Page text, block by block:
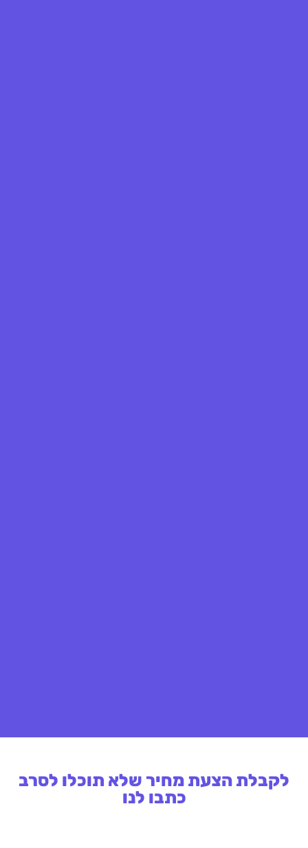
לקבלת הצעת מחיר שלא תוכלו לסרב
כתבו לנו